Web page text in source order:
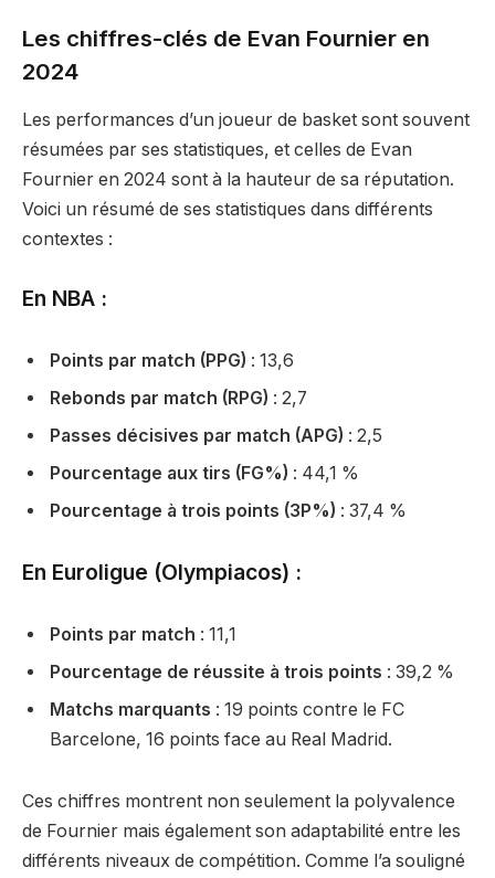
Les chiffres-clés de Evan Fournier en
2024
Les performances d’un joueur de basket sont souvent
résumées par ses statistiques, et celles de Evan
Fournier en 2024 sont à la hauteur de sa réputation.
Voici un résumé de ses statistiques dans différents
contextes :
En NBA :
Points par match (PPG) : 13,6
Rebonds par match (RPG) : 2,7
Passes décisives par match (APG) : 2,5
Pourcentage aux tirs (FG%) : 44,1 %
Pourcentage à trois points (3P%) : 37,4 %
En Euroligue (Olympiacos) :
Points par match : 11,1
Pourcentage de réussite à trois points : 39,2 %
Matchs marquants : 19 points contre le FC
Barcelone, 16 points face au Real Madrid.
Ces chiffres montrent non seulement la polyvalence
de Fournier mais également son adaptabilité entre les
différents niveaux de compétition. Comme l’a souligné